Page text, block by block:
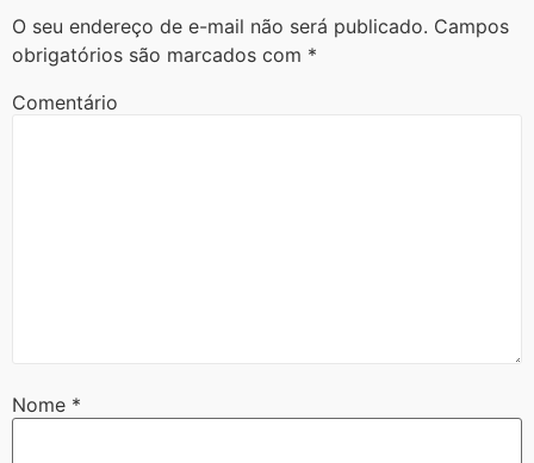
O seu endereço de e-mail não será publicado. Campos
obrigatórios são marcados com *
Comentário
Nome *